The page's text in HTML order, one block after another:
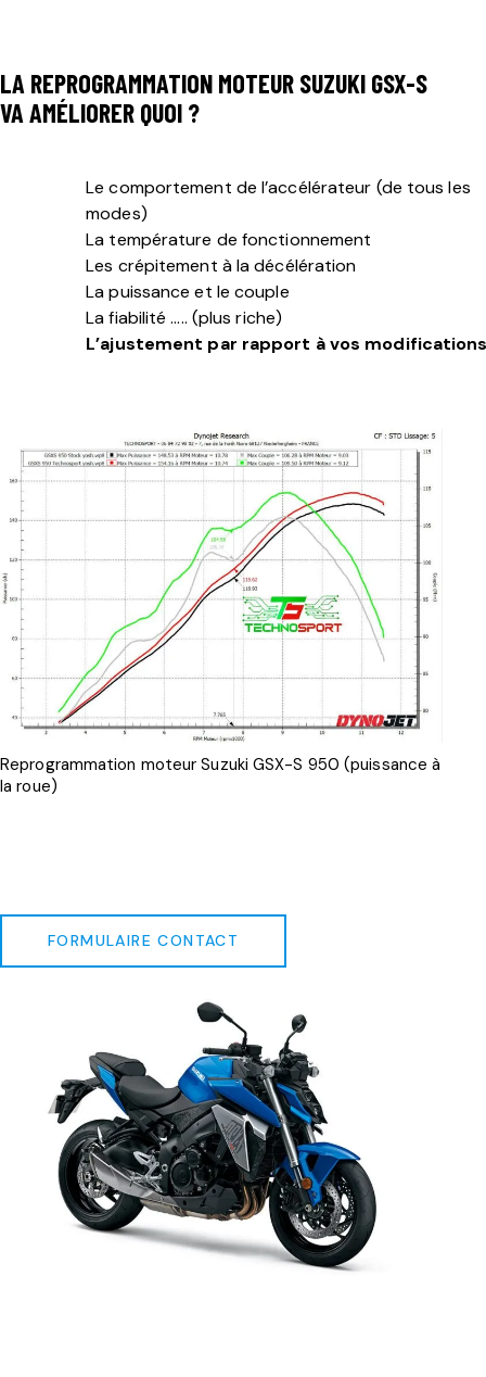
LA REPROGRAMMATION MOTEUR SUZUKI GSX-S
VA AMÉLIORER QUOI ?
Le comportement de l’accélérateur (de tous les
modes)
La température de fonctionnement
Les crépitement à la décélération
La puissance et le couple
La fiabilité ….. (plus riche)
L’ajustement par rapport à vos
Reprogrammation moteur Suzuki GSX-S 950 (puissance à
la roue)
FORMULAIRE CONTACT